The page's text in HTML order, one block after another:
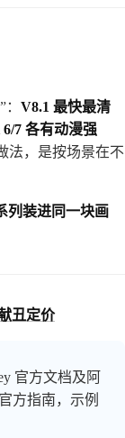
V8.1 最快最清
7 各有动漫强
法，是按场景在不
列装进同一块画
丑定价
官方文档及阿
方指南，示例